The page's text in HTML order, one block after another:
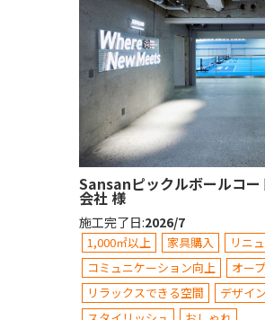
Sansanピックルボールコ
会社 様
施工完了日:2026/7
1,000㎡以上 家具購入
リニ
コミュニケーション向上
オー
リラックスできる空間
デザイ